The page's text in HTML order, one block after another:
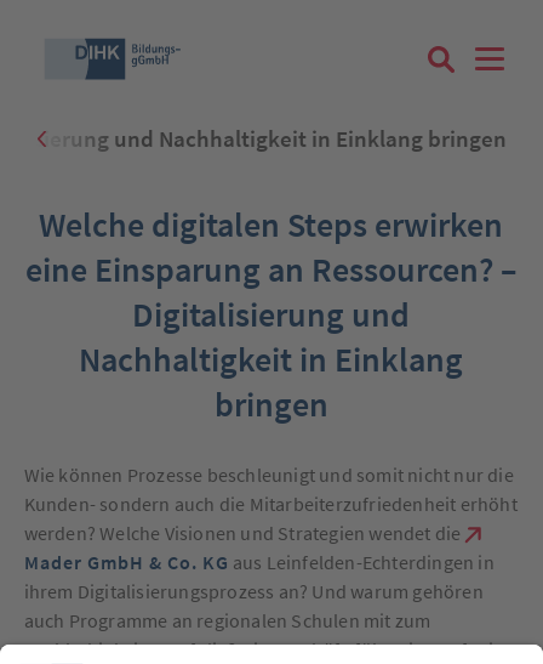
Suchbegriff eingeben
Zum Login
und Nachhaltigkeit in Einklang bringen
Welche digitalen Steps erwirken
eine Einsparung an Ressourcen? –
Digitalisierung und
Nachhaltigkeit in Einklang
bringen
Wie können Prozesse beschleunigt und somit nicht nur die
Kunden- sondern auch die Mitarbeiterzufriedenheit erhöht
werden? Welche Visionen und Strategien wendet die
Mader GmbH & Co. KG aus Leinfelden-Echterdingen in
ihrem Digitalisierungsprozess an? Und warum gehören
auch Programme an regionalen Schulen mit zum
Nachhaltigkeitsportfolio? Die Geschäftsführerin, Stefanie